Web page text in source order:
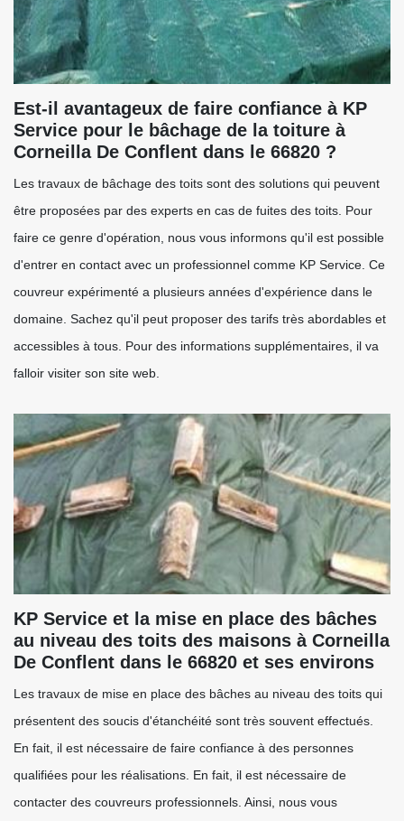
Est-il avantageux de faire confiance à KP
Service pour le bâchage de la toiture à
Corneilla De Conflent dans le 66820 ?
Les travaux de bâchage des toits sont des solutions qui peuvent
être proposées par des experts en cas de fuites des toits. Pour
faire ce genre d'opération, nous vous informons qu'il est possible
d'entrer en contact avec un professionnel comme KP Service. Ce
couvreur expérimenté a plusieurs années d'expérience dans le
domaine. Sachez qu'il peut proposer des tarifs très abordables et
accessibles à tous. Pour des informations supplémentaires, il va
falloir visiter son site web.
KP Service et la mise en place des bâches
au niveau des toits des maisons à Corneilla
De Conflent dans le 66820 et ses environs
Les travaux de mise en place des bâches au niveau des toits qui
présentent des soucis d'étanchéité sont très souvent effectués.
En fait, il est nécessaire de faire confiance à des personnes
qualifiées pour les réalisations. En fait, il est nécessaire de
contacter des couvreurs professionnels. Ainsi, nous vous